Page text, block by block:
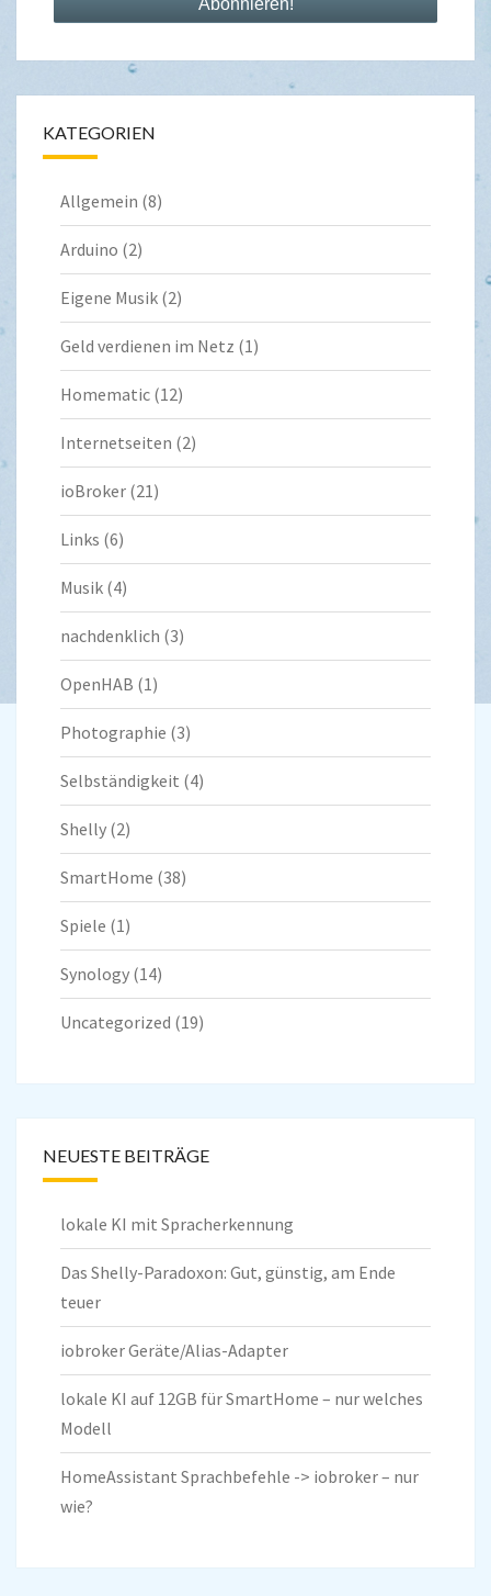
KATEGORIEN
Allgemein (8)
Arduino (2)
Eigene Musik (2)
Geld verdienen im Netz (1)
Homematic (12)
Internetseiten (2)
ioBroker (21)
Links (6)
Musik (4)
nachdenklich (3)
OpenHAB (1)
Photographie (3)
Selbständigkeit (4)
Shelly (2)
SmartHome (38)
Spiele (1)
Synology (14)
Uncategorized (19)
NEUESTE BEITRÄGE
lokale KI mit Spracherkennung
Das Shelly-Paradoxon: Gut, günstig, am Ende
teuer
iobroker Geräte/Alias-Adapter
lokale KI auf 12GB für SmartHome – nur welches
Modell
HomeAssistant Sprachbefehle -> iobroker – nur
wie?